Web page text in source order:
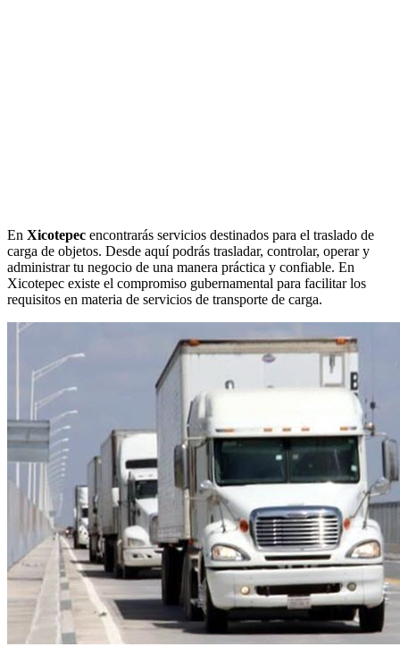
En Xicotepec encontrarás servicios destinados para el traslado de
carga de objetos. Desde aquí podrás trasladar, controlar, operar y
administrar tu negocio de una manera práctica y confiable. En
Xicotepec existe el compromiso gubernamental para facilitar los
requisitos en materia de servicios de transporte de carga.